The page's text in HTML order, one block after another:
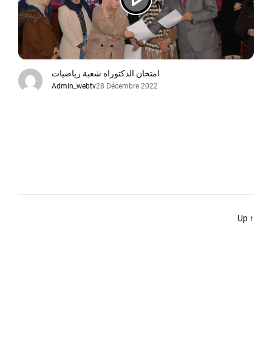
امتحان الدكتوراه شعبة رياضيات
Admin_webtv28 Décembre 2022
Up ↑